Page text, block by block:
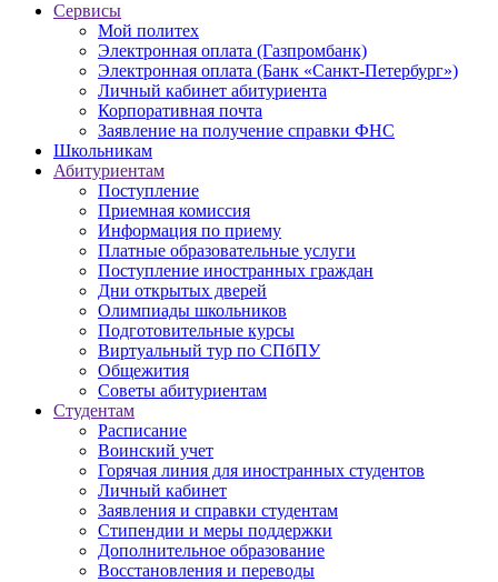
Сервисы
Мой политех
Электронная оплата (Газпромбанк)
Электронная оплата (Банк «Санкт-Петербург»)
Личный кабинет абитуриента
Корпоративная почта
Заявление на получение справки ФНС
Школьникам
Абитуриентам
Поступление
Приемная комиссия
Информация по приему
Платные образовательные услуги
Поступление иностранных граждан
Дни открытых дверей
Олимпиады школьников
Подготовительные курсы
Виртуальный тур по СПбПУ
Общежития
Советы абитуриентам
Студентам
Расписание
Воинский учет
Горячая линия для иностранных студентов
Личный кабинет
Заявления и справки студентам
Стипендии и меры поддержки
Дополнительное образование
Восстановления и переводы